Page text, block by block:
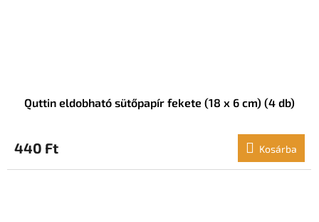
Quttin eldobható sütőpapír fekete (18 x 6 cm) (4 db)
440 Ft Kosárba